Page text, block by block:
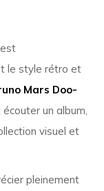
le style rétro et
Mars Doo-
écouter un album,
visuel et
pleinement